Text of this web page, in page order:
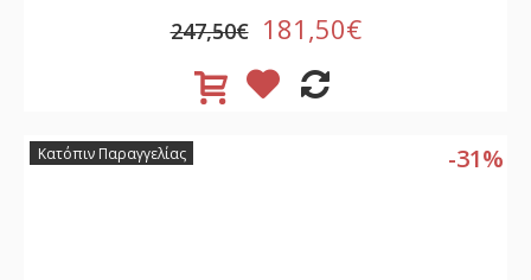
247,50€ 181,50€
-31%
Κατόπιν Παραγγελίας